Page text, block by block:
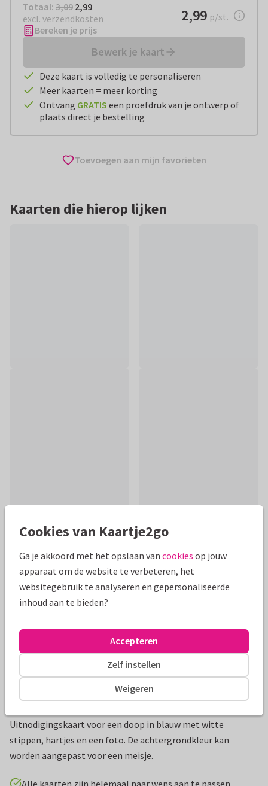
Totaal: € 2,99
Totaal: 3,09 2,99
excl. verzendkosten
€ 2,99per stuk
2,99 p/st.
Bereken je prijs
Bewerk je kaart
Deze kaart is volledig te personaliseren
Meer kaarten = meer korting
Ontvang GRATIS een proefdruk van je ontwerp of
plaats direct je bestelling
Toevoegen aan mijn favorieten
Kaarten die hierop lijken
Productinformatie
Uitnodigingskaart voor een doop in blauw met witte
stippen, hartjes en een foto. De achtergrondkleur kan
worden aangepast voor een meisje.
Cookies van Kaartje2go
Ga je akkoord met het opslaan van cookies op jouw
apparaat om de website te verbeteren, het
websitegebruik te analyseren en gepersonaliseerde
inhoud aan te bieden?
Weigeren
Zelf instellen
Accepteren